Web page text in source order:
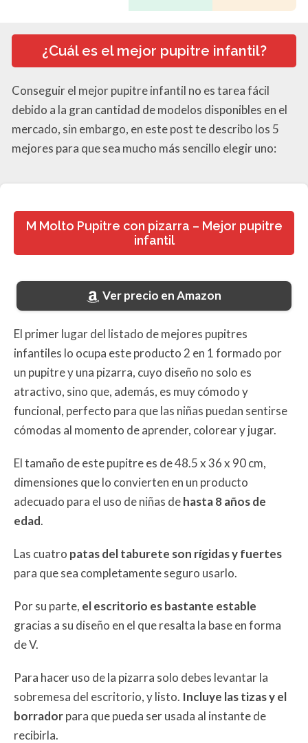
¿Cuál es el mejor pupitre infantil?
Conseguir el mejor pupitre infantil no es tarea fácil
debido a la gran cantidad de modelos disponibles en el
mercado, sin embargo, en este post te describo los 5
mejores para que sea mucho más sencillo elegir uno:
M Molto Pupitre con pizarra – Mejor pupitre
infantil
Ver precio en Amazon
El primer lugar del listado de mejores pupitres
infantiles lo ocupa este producto 2 en 1 formado por
un pupitre y una pizarra, cuyo diseño no solo es
atractivo, sino que, además, es muy cómodo y
funcional, perfecto para que las niñas puedan sentirse
cómodas al momento de aprender, colorear y jugar.
El tamaño de este pupitre es de 48.5 x 36 x 90 cm,
dimensiones que lo convierten en un producto
adecuado para el uso de niñas dehasta 8 años de
edad.
Las cuatro patas del taburete son rígidas y fuertes
para que sea completamente seguro usarlo.
Por su parte, el escritorio es bastante estable
gracias a su diseño en el que resalta la base en forma
de V.
Para hacer uso de la pizarra solo debes levantar la
sobremesa del escritorio, y listo. Incluye las tizas y el
borradorpara que pueda ser usada al instante de
recibirla.